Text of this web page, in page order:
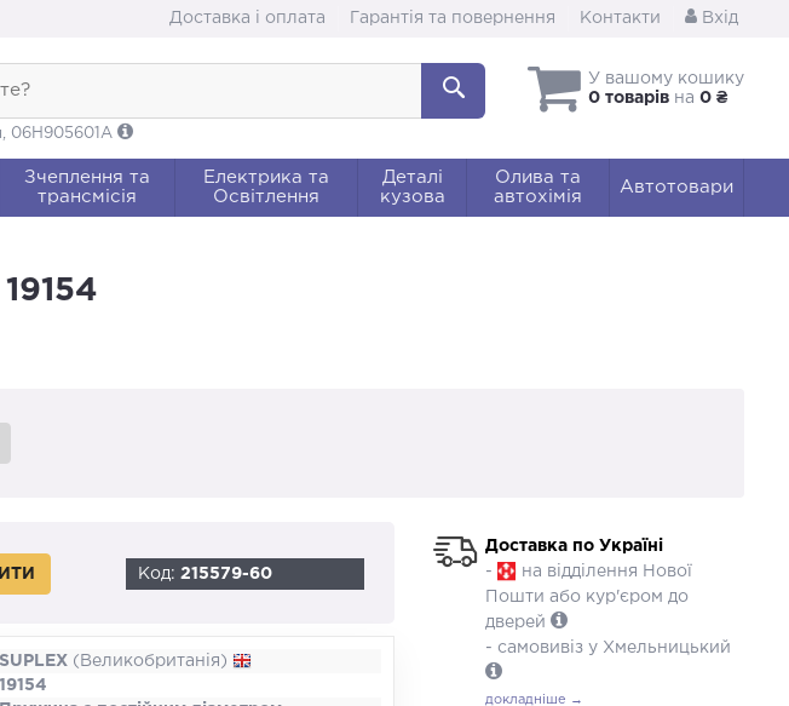
Доставка і оплата Гарантія та повернення Контакти Вхід
У вашому кошику
0 товарів на 0 ₴
06H905601A
Зчеплення та
трансмісія
Електрика та
Освітлення
Деталі
кузова
Олива та
автохімія
Автотовари
Код:215579-60
SUPLEX (Великобританія)
19154
Доставка по Україні
-
на відділення Нової
Пошти або кур'єром до
дверей
- самовивіз у Хмельницький
докладніше →